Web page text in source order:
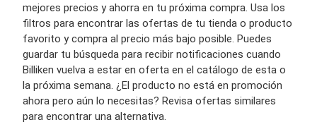
mejores precios y ahorra en tu próxima compra. Usa los
filtros para encontrar las ofertas de tu tienda o producto
favorito y compra al precio más bajo posible. Puedes
guardar tu búsqueda para recibir notificaciones cuando
Billiken vuelva a estar en oferta en el catálogo de esta o
la próxima semana. ¿El producto no está en promoción
ahora pero aún lo necesitas? Revisa ofertas similares
para encontrar una alternativa.